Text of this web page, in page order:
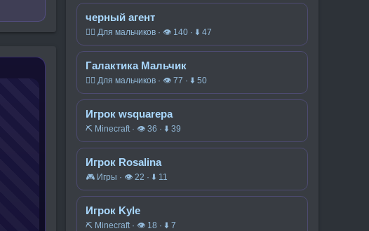
черный агент
🧍‍♂️ Для мальчиков · 👁 140 · ⬇ 47
Галактика Мальчик
🧍‍♂️ Для мальчиков · 👁 77 · ⬇ 50
Игрок wsquarepa
⛏️ Minecraft · 👁 36 · ⬇ 39
Игрок Rosalina
🎮 Игры · 👁 22 · ⬇ 11
Игрок Kyle
⛏️ Minecraft · 👁 18 · ⬇ 7